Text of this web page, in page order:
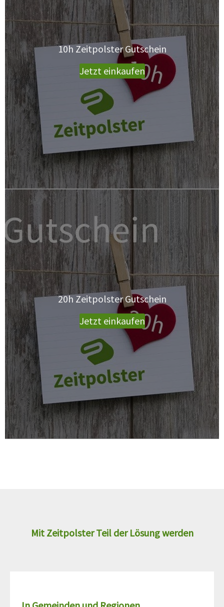
10h Zeitpolster Gutschein
Jetzt einkaufen
20h Zeitpolster Gutschein
Jetzt einkaufen
Mit Zeitpolster Teil der Lösung werden